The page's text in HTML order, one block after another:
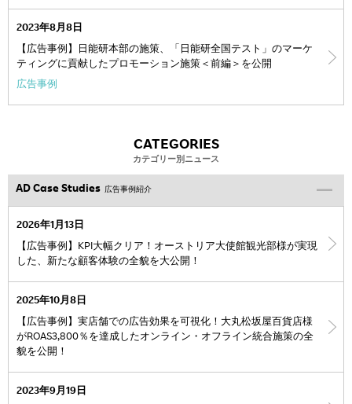
2023年8月8日
【広告事例】日能研本部の施策、「日能研全国テスト」のマーケ
ティングに貢献したプロモーション施策＜前編＞を公開
広告事例
CATEGORIES
カテゴリー別ニュース
AD Case Studies 広告事例紹介
2026年1月13日
【広告事例】KPI大幅クリア！オーストリア大使館観光部様が実現
した、新たな顧客体験の全貌を大公開！
2025年10月8日
【広告事例】実店舗での広告効果を可視化！大丸松坂屋百貨店様
がROAS3,800％を達成したオンライン・オフライン統合施策の全
貌を公開！
2023年9月19日